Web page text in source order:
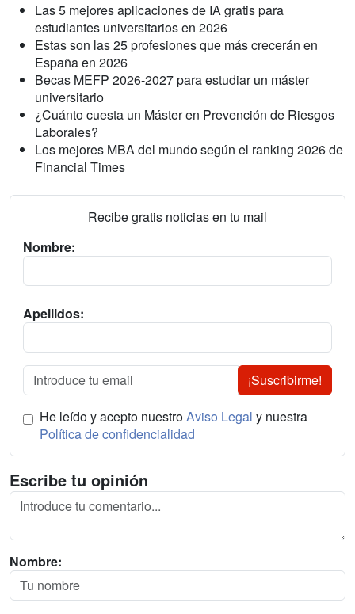
Las 5 mejores aplicaciones de IA gratis para
estudiantes universitarios en 2026
Estas son las 25 profesiones que más crecerán en
España en 2026
Becas MEFP 2026-2027 para estudiar un máster
universitario
¿Cuánto cuesta un Máster en Prevención de Riesgos
Laborales?
Los mejores MBA del mundo según el ranking 2026 de
Financial Times
Recibe gratis noticias en tu mail
Nombre:
Apellidos:
¡Suscribirme!
He leído y acepto nuestroAviso Legal y nuestra
Política de confidencialidad
Escribe tu opinión
Nombre: